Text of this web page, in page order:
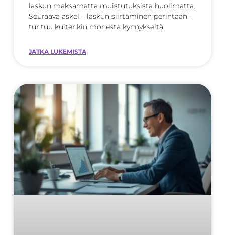
laskun maksamatta muistutuksista huolimatta.
Seuraava askel – laskun siirtäminen perintään –
tuntuu kuitenkin monesta kynnykseltä.
JATKA LUKEMISTA